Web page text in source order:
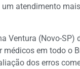
atendimento
Ventura (Novo-SP)
médicos em todo o
dos erros